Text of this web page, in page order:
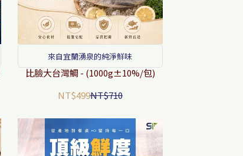
來自宜蘭湧泉的純淨鮮味
比臉大台灣鯛 - (1000g±10%/包)
NT$499NT$710